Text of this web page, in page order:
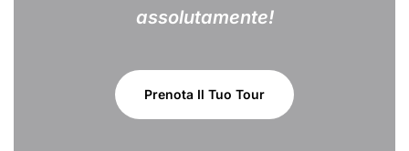
assolutamente!
Prenota Il Tuo Tour